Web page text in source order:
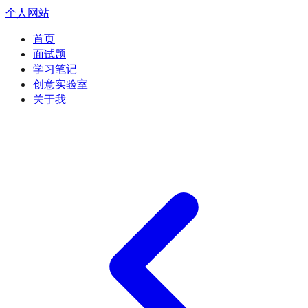
个人网站
首页
面试题
学习笔记
创意实验室
关于我